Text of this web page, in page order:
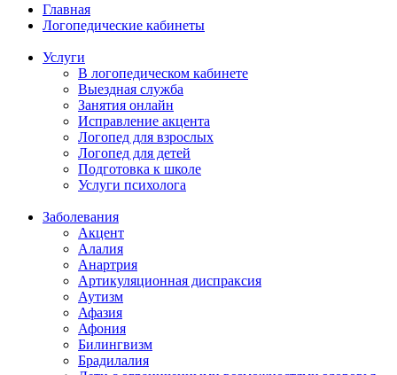
Главная
Логопедические кабинеты
Услуги
В логопедическом кабинете
Выездная служба
Занятия онлайн
Исправление акцента
Логопед для взрослых
Логопед для детей
Подготовка к школе
Услуги психолога
Заболевания
Акцент
Алалия
Анартрия
Артикуляционная диспраксия
Аутизм
Афазия
Афония
Билингвизм
Брадилалия